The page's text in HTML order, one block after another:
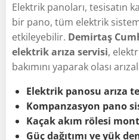
Elektrik panoları, tesisatın
bir pano, tüm elektrik
etkileyebilir. Demirtaş
elektrik arıza servisi,
bakımını yaparak olası
Elektrik panosu arıza
Kompanzasyon pano
Kaçak akım rölesi
Güç dağıtımı ve yük